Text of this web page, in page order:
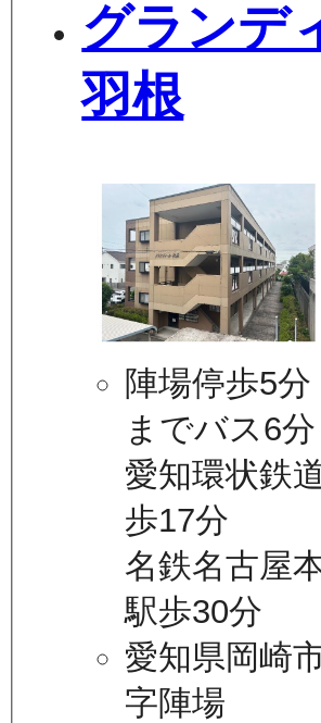
グランデ
羽根
陣場停歩5分 岡崎駅
までバス6分
愛知環状鉄
歩17分
名鉄名古屋
駅歩30分
愛知県岡崎
字陣場